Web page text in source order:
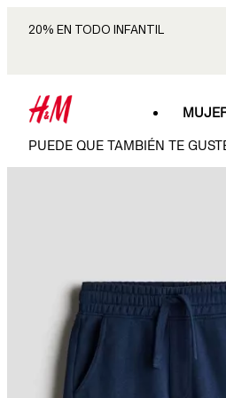
20% EN TODO INFANTIL
PUEDE QUE TAMBIÉN TE